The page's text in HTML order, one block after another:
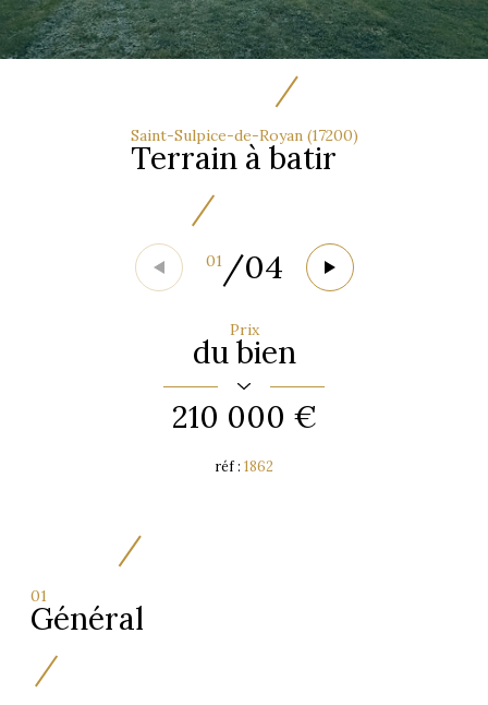
Saint-Sulpice-de-Royan (17200)
Terrain à batir
01/04
Prix
du bien
210 000 €
réf : 1862
01
Général